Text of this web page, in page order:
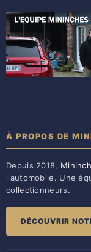
À PROPOS DE
Depuis 2018,
l'automobile. Une
collectionneurs.
DÉCOUVRIR